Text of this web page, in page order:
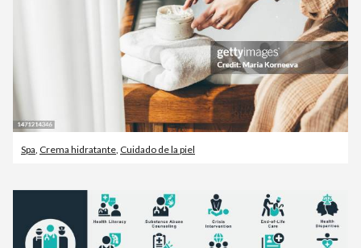
Spa Crema hidratante Cuidado de la piel